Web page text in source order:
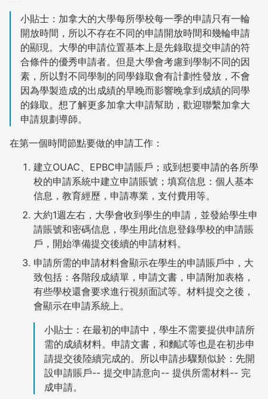
小貼士：加拿大的大學每所學校每一季的申請只有一輪
開放時間，所以不存在不同的申請開放時間和幾輪申請
的顯現。大學的申請位置基本上是先錄取提交申請的符
合條件的優秀申請者。但是大學會考慮到學制不同的因
素，所以對不同學制的同學錄取會有計劃性發放，不會
因為學製造成的出成績的早晚而影響晚拿到成績的同學
的錄取。想了解更多加拿大申請幫助，歡迎聯繫加拿大
申請規劃導師。
在第一個時間節點要做的申請工作：
建立OUAC、EPBC申請賬戶；或到想要申請的各所學
校的申請系統中建立申請賬號；填寫信息：個人基本
信息，教育經歷，申請專業，支付費用等。
大約1週左右，大學會收到學生的申請，並發給學生申
請賬號和密碼信息，學生用此信息登錄學校的申請賬
戶，開始準備提交後續的申請材料。
申請所需的申請材料會顯示在學生的申請賬戶中，大
致包括：各階段成績單，申請文書，申請附加表格，
有些學校還會要求進行視頻面試等。材料提交之後，
會顯示在申請系統上。
小貼士：在最初的申請中，學生不需要提供申請所
需的成績材料。申請文書，和麵試等也是在初步申
請提交後陸續完成的。所以申請步驟類似於：先開
設申請賬戶-- 提交申請意向-- 提供所需材料-- 完
成申請。